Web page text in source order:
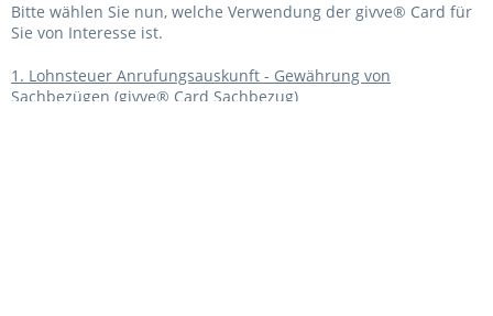
Bitte wählen Sie nun, welche Verwendung der givve® Card für
Sie von Interesse ist.
1. Lohnsteuer Anrufungsauskunft - Gewährung von
Sachbezügen (givve® Card Sachbezug)